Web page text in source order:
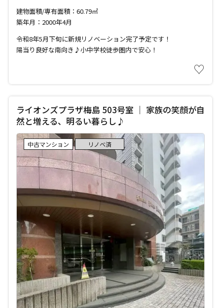
建物面積/専有面積：60.79㎡
築年月：2000年4月
令和8年5月下旬に新規リノベーション完了予定です！
陽当り良好な南向き♪小中学校徒歩圏内で安心！
♡
ライオンズプラザ梅島 503号室 ｜ 家族の笑顔が自
然と増える、明るい暮らし♪
中古マンション リノベ済